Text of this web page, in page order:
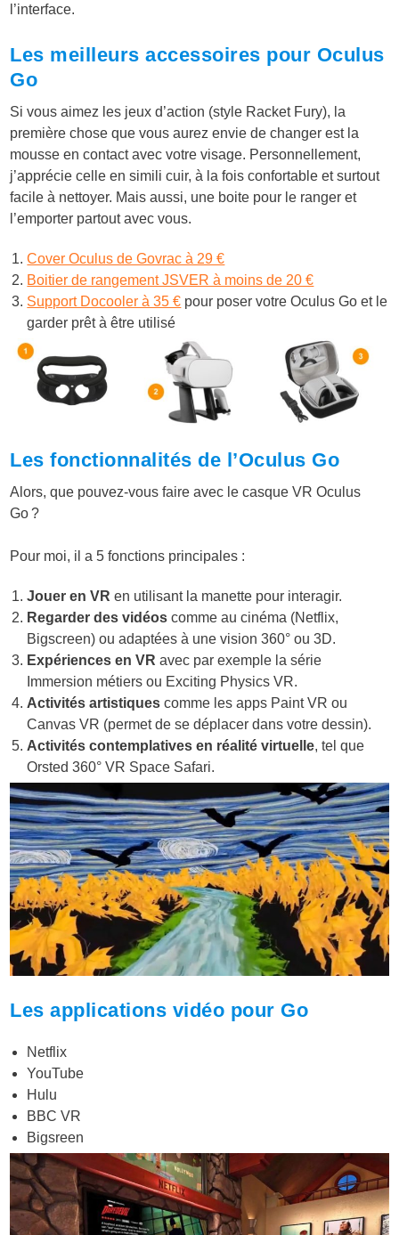
l’interface.
Les meilleurs accessoires pour Oculus
Go
Si vous aimez les jeux d’action (style Racket Fury), la
première chose que vous aurez envie de changer est la
mousse en contact avec votre visage. Personnellement,
j’apprécie celle en simili cuir, à la fois confortable et surtout
facile à nettoyer. Mais aussi, une boite pour le ranger et
l’emporter partout avec vous.
Cover Oculus de Govrac à 29 €
Boitier de rangement JSVER à moins de 20 €
Support Docooler à 35 € pour poser votre Oculus Go et le
garder prêt à être utilisé
Les fonctionnalités de l’Oculus Go
Alors, que pouvez-vous faire avec le casque VR Oculus
Go ?
Pour moi, il a 5 fonctions principales :
Jouer en VRen utilisant la manette pour interagir.
Regarder des vidéos comme au cinéma (Netflix,
Bigscreen) ou adaptées à une vision 360° ou 3D.
Expériences en VR avec par exemple la série
Immersion métiers ou Exciting Physics VR.
Activités artistiques comme les apps Paint VR ou
Canvas VR (permet de se déplacer dans votre dessin).
Activités contemplatives en réalité virtuelle, tel que
Orsted 360° VR Space Safari.
Les applications vidéo pour Go
Netflix
YouTube
Hulu
BBC VR
Bigsreen